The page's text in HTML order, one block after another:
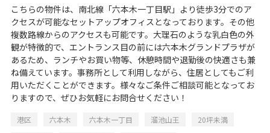
こちらの物件は、南北線「六本木一丁目駅」より徒歩3分でのア
クセスが可能なセットアップオフィスとなっております。その他
複数路線からのアクセスも可能です。大理石のような乳白色の外
観が特徴的で、エントランス目の前には六本木グランドプラザが
あるため、ランチやお買い物等、休憩時間や退勤後の快適さも兼
ね備えています。事務所として利用しながら、住居としてもご利
用いただくことができます。様々なご条件ご相談可能となってお
りますので、ぜひお気軽にお問合せください！
港区 六本木 六本木一丁目 溜池山王
20坪未満